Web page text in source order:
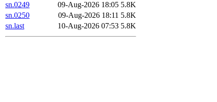
sn.0249
09-Aug-2026 18:05 5.8K
sn.0250
09-Aug-2026 18:11 5.8K
sn.last
10-Aug-2026 07:53 5.8K